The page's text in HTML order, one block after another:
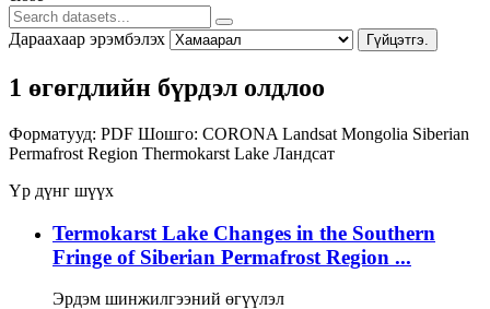
Дараахаар эрэмбэлэх Гүйцэтгэ.
1 өгөгдлийн бүрдэл олдлоо
Форматууд: PDF Шошго: CORONA Landsat Mongolia Siberian
Permafrost Region Thermokarst Lake Ландсат
Үр дүнг шүүх
Termokarst Lake Changes in the Southern
Fringe of Siberian Permafrost Region ...
Эрдэм шинжилгээний өгүүлэл